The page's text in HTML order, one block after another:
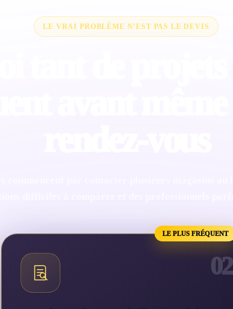
LE VRAI PROBLÈME N’EST PAS LE DEVIS
LE PLUS FRÉQUENT
02